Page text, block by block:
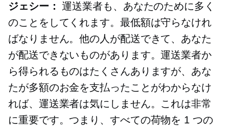
ジェシー： 運送業者も、あなたのために多く
のことをしてくれます。最低額は守らなけれ
ばなりません。他の人が配送できて、あなた
が配送できないものがあります。運送業者か
ら得られるものはたくさんありますが、あな
たが多額のお金を支払ったことがわからなけ
れば、運送業者は気にしません。これは非常
に重要です。つまり、すべての荷物を 1 つの